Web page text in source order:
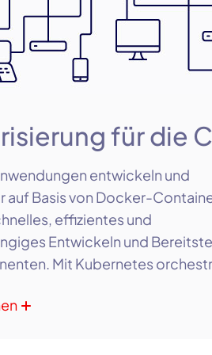
für die
entwickeln und
auf Basis von Docker-
effizientes und
Entwickeln und
Mit Kubernetes
beschleunigt und so